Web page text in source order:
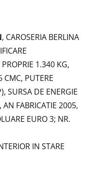
, CAROSERIA BERLINA
1.340 KG,
CMC, PUTERE
SURSA DE ENERGIE
FABRICATIE 2005,
EURO 3; NR.
IN STARE